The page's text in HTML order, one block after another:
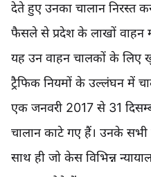
देते हुए उनका चालान निरस्त
फैसले से प्रदेश के लाखों वाहन
यह उन वाहन चालकों के
ट्रैफिक नियमों के उल्लंघन में
एक जनवरी 2017 से 31
चालान काटे गए हैं। उनके सभी
साथ ही जो केस विभिन्न